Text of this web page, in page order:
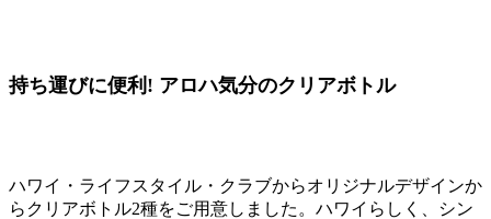
持ち運びに便利! アロハ気分のクリアボトル
ハワイ・ライフスタイル・クラブからオリジナルデザインか
らクリアボトル2種をご用意しました。ハワイらしく、シン